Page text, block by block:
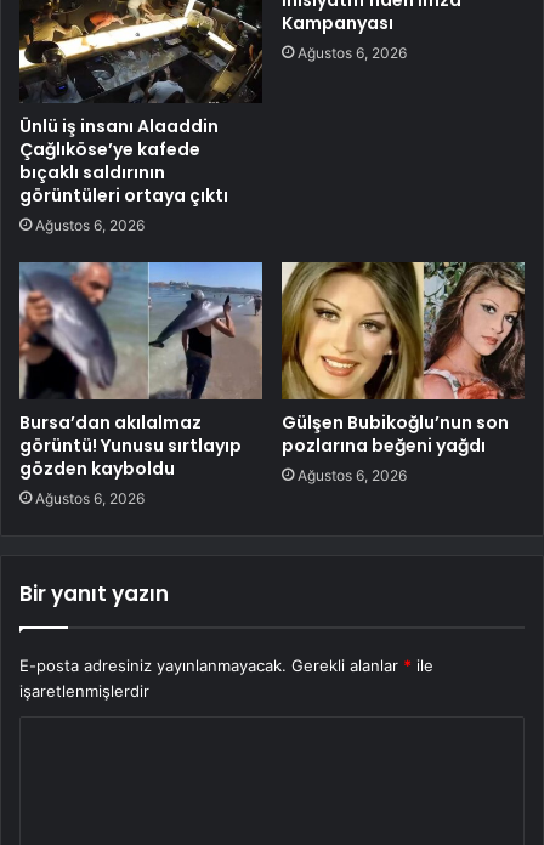
Ünlü iş insanı Alaaddin
Çağlıköse’ye kafede
bıçaklı saldırının
görüntüleri ortaya çıktı
Ağustos 6, 2026
Kampanyası
Ağustos 6, 2026
Bursa’dan akılalmaz
görüntü! Yunusu sırtlayıp
gözden kayboldu
Ağustos 6, 2026
Gülşen Bubikoğlu’nun son
pozlarına beğeni yağdı
Ağustos 6, 2026
Bir yanıt yazın
E-posta adresiniz yayınlanmayacak. Gerekli alanlar * ile
işaretlenmişlerdir